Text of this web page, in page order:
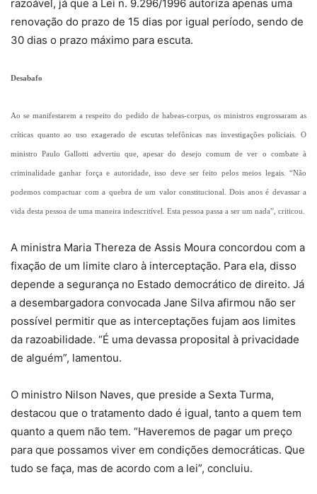
razoável, já que a Lei n. 9.296/1996 autoriza apenas uma
renovação do prazo de 15 dias por igual período, sendo de
30 dias o prazo máximo para escuta.
Desabafo
Ao se manifestarem a respeito do pedido de habeas-corpus, os ministros engrossaram as
críticas quanto ao uso exagerado de escutas telefônicas nas investigações policiais. O
ministro Paulo Gallotti advertiu que, apesar do desejo comum de ver o combate à
criminalidade ganhar força e autoridade, isso deve ser feito pelos meios legais. “Não
podemos compactuar com a quebra de um valor constitucional. Dois anos é devassar a
vida desta pessoa de uma maneira indescritível. Esta pessoa passa a ser um nada”, criticou.
A ministra Maria Thereza de Assis Moura concordou com a
fixação de um limite claro à interceptação. Para ela, disso
depende a segurança no Estado democrático de direito. Já
a desembargadora convocada Jane Silva afirmou não ser
possível permitir que as interceptações fujam aos limites
da razoabilidade. “É uma devassa proposital à privacidade
de alguém”, lamentou.
O ministro Nilson Naves, que preside a Sexta Turma,
destacou que o tratamento dado é igual, tanto a quem tem
quanto a quem não tem. “Haveremos de pagar um preço
para que possamos viver em condições democráticas. Que
tudo se faça, mas de acordo com a lei”, concluiu.